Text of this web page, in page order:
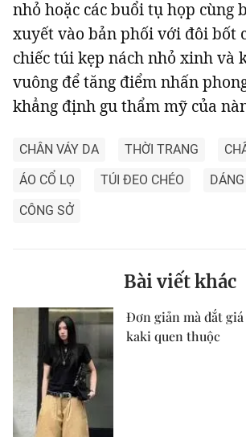
nhỏ hoặc các buổi tụ họp cùng
xuyết vào bản phối với đôi bốt
chiếc túi kẹp nách nhỏ xinh và
vuông để tăng điểm nhấn
khẳng định gu thẩm mỹ của
CHÂN VÁY DA THỜI TRANG
ÁO CỔ LỌ
TÚI ĐEO CHÉO
CÔNG SỞ
Bài viết khác
Đơn giản mà đắt
kaki quen thuộc